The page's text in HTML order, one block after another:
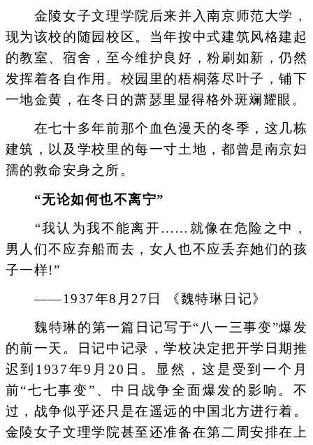
金陵女子文理学院后来并入南京师范大学，
现为该校的随园校区。当年按中式建筑风格建起
的教室、宿舍，至今维护良好，粉刷如新，仍然
发挥着各自作用。校园里的梧桐落尽叶子，铺下
一地金黄，在冬日的萧瑟里显得格外斑斓耀眼。
在七十多年前那个血色漫天的冬季，这几栋
建筑，以及学校里的每一寸土地，都曾是南京妇
孺的救命安身之所。
“无论如何也不离宁”
“我认为我不能离开……就像在危险之中，
男人们不应弃船而去，女人也不应丢弃她们的孩
子一样!”
——1937年8月27日 《魏特琳日记》
魏特琳的第一篇日记写于“八一三事变”爆发
的前一天。日记中记录，学校决定把开学日期推
迟到1937年9月20日。显然，这是受到一个月
前“七七事变”、中日战争全面爆发的影响。不
过，战争似乎还只是在遥远的中国北方进行着。
金陵女子文理学院甚至还准备在第二周安排在上